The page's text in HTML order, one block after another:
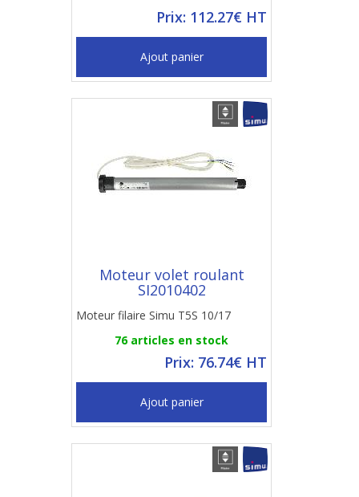
Prix: 112.27€ HT
Ajout panier
Moteur volet roulant
SI2010402
Moteur filaire Simu T5S 10/17
76 articles en stock
Prix: 76.74€ HT
Ajout panier